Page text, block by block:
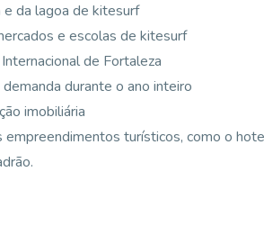
da lagoa de kitesurf
e escolas de kitesurf
de Fortaleza
durante o ano inteiro
imobiliária
turísticos, como o